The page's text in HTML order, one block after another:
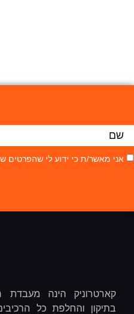
אני מאשר/ת כי ידוע לי שהפרטים שמסרתי
קארטרוניק הינה
בתיקון והחלפת כל